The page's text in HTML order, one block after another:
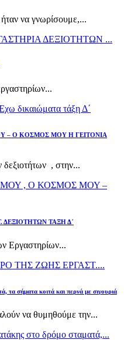
να γνωρίσουμε,...
ΔΕΞΙΟΤΗΤΩΝ ...
δικαιώματα τάξη Δ΄
– Ο ΚΟΣΜΟΣ ΜΟΥ Η ΓΕΙΤΟΝΙΑ
δεξιοτήτων , στην...
ΜΟΥ , Ο ΚΟΣΜΟΣ ΜΟΥ –
ΤΑΞΗ Δ΄
Εργαστηρίων...
ΤΗΣ ΖΩΗΣ ΕΡΓΑΣΤ....
τα σήματα κοιτά και περνά με σιγουριά
να θυμηθούμε την...
στο δρόμο σταματά,...